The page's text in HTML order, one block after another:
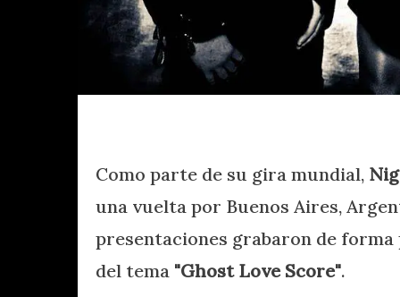
Como parte de su gira mundial,
una vuelta por Buenos Aires,
presentaciones grabaron de
del tema "Ghost Love Score".